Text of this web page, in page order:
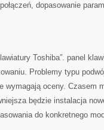
dopasowanie
Toshiba”. panel
Problemy typu
wymagają oceny. Czasem
będzie instalacja
do konkretnego